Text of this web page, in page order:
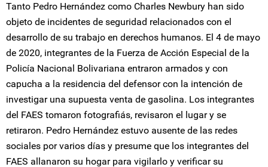
Tanto Pedro Hernández como Charles Newbury han sido
objeto de incidentes de seguridad relacionados con el
desarrollo de su trabajo en derechos humanos. El 4 de mayo
de 2020, integrantes de la Fuerza de Acción Especial de la
Policía Nacional Bolivariana entraron armados y con
capucha a la residencia del defensor con la intención de
investigar una supuesta venta de gasolina. Los integrantes
del FAES tomaron fotografiás, revisaron el lugar y se
retiraron. Pedro Hernández estuvo ausente de las redes
sociales por varios días y presume que los integrantes del
FAES allanaron su hogar para vigilarlo y verificar su